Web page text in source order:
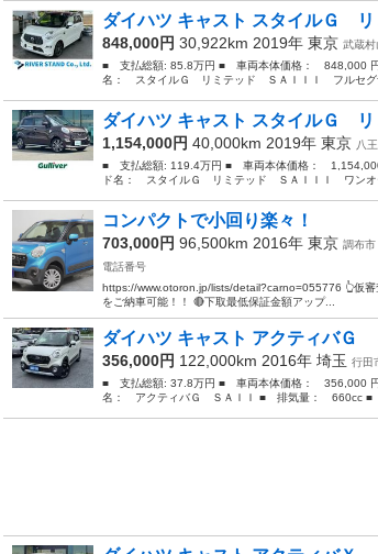
ダイハツ キャスト スタイルＧ
848,000円 30,922km 2019年 東京 武蔵村
■ 支払総額: 85.8万円 ■ 車両本体価格： 848,000
名： スタイルＧ リミテッド ＳＡＩＩＩ フルセ
ダイハツ キャスト スタイルＧ
1,154,000円 40,000km 2019年 東京 八
■ 支払総額: 119.4万円 ■ 車両本体価格：
ド名： スタイルＧ リミテッド ＳＡＩＩＩ ワン
コンパクトで小回り楽々！
703,000円 96,500km 2016年 東京 調布市
電話番号
https://www.otoron.jp/lists/detail?carno=055776 👆仮審
をご納車可能！！ 🔴下取最低保証金額アップ...
ダイハツ キャスト アクティバＧ
356,000円 122,000km 2016年 埼玉 行田
■ 支払総額: 37.8万円 ■ 車両本体価格： 356,000
名： アクティバＧ ＳＡＩＩ ■ 排気量： 660cc ■